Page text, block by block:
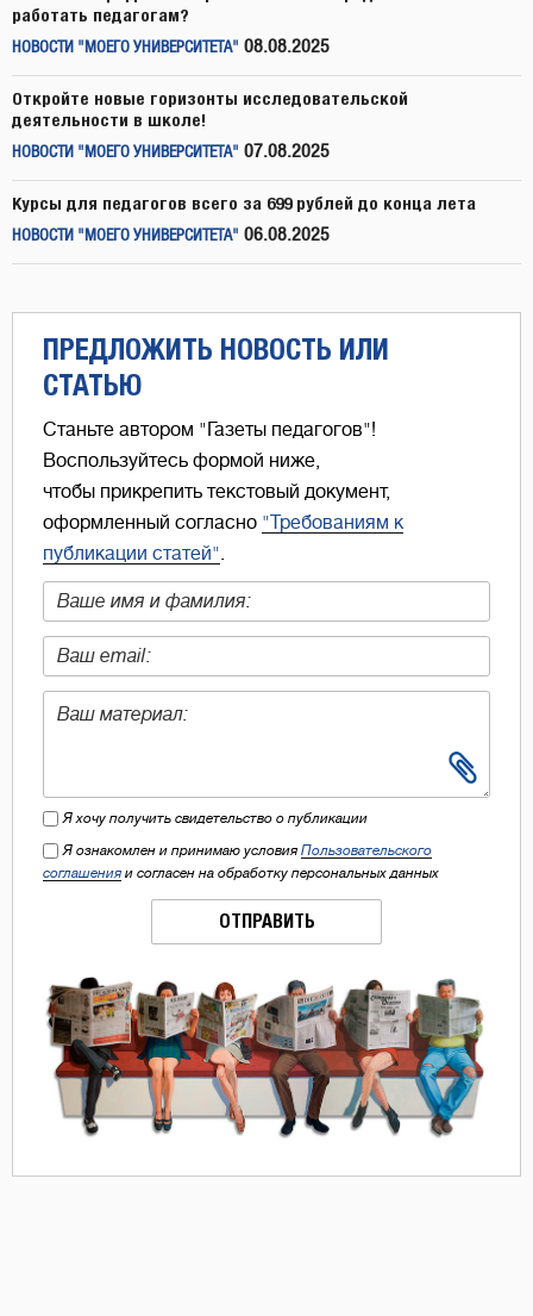
работать педагогам?
НОВОСТИ "МОЕГО УНИВЕРСИТЕТА" 08.08.2025
Откройте новые горизонты исследовательской
деятельности в школе!
НОВОСТИ "МОЕГО УНИВЕРСИТЕТА" 07.08.2025
Курсы для педагогов всего за 699 рублей до конца лета
НОВОСТИ "МОЕГО УНИВЕРСИТЕТА" 06.08.2025
ПРЕДЛОЖИТЬ НОВОСТЬ ИЛИ
СТАТЬЮ
Станьте автором "Газеты педагогов"!
Воспользуйтесь формой ниже,
чтобы прикрепить текстовый документ,
оформленный согласно "Требованиям к
публикации статей".
Я хочу получить свидетельство о публикации
Я ознакомлен и принимаю условия Пользовательского
соглашения и согласен на обработку персональных данных
ОТПРАВИТЬ